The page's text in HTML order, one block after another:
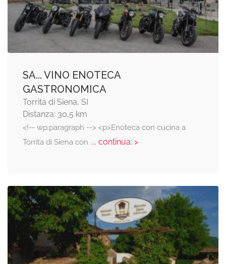
SA... VINO ENOTECA
GASTRONOMICA
Torrita di Siena, SI
Distanza: 30,5 km
<!-- wp:paragraph --> <p>Enoteca con cucina a
Torrita di Siena con ... continua: >